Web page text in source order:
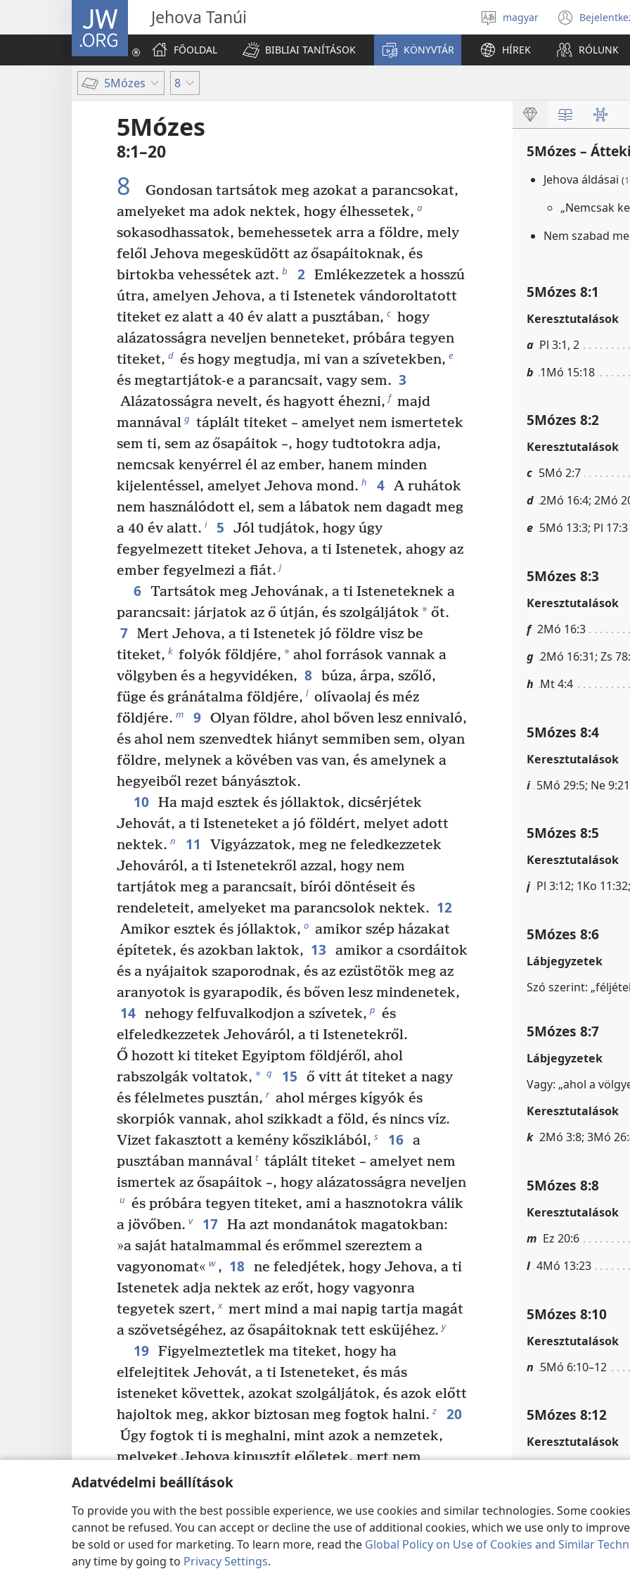
Adatvédelmi beállítások
To provide you with the best possible experience, we use cookies and similar technologies. Some
cannot be refused. You can accept or decline the use of additional cookies, which we use only to
be sold or used for marketing. To learn more, read the Global Policy on Use of Cookies and Similar
any time by going to Privacy Settings.
JW.ORG Jehova Tanúi
Válassz
nyelvet
magyar
new
FŐOLDAL BIBLIAI TANÍTÁSOK KÖNYVTÁR HÍREK RÓLUNK
5Mózes 8
5Mózes
8:1–20
8
Gondosan tartsátok meg azokat a parancsokat,
amelyeket ma adok nektek, hogy élhessetek, a
sokasodhassatok, bemehessetek arra a földre, mely
felől Jehova megesküdött az ősapáitoknak, és
birtokba vehessétek azt. b 2 Emlékezzetek a hosszú
útra, amelyen Jehova, a ti Istenetek vándoroltatott
titeket ez alatt a 40 év alatt a pusztában, c hogy
alázatosságra neveljen benneteket, próbára tegyen
titeket, d és hogy megtudja, mi van a szívetekben, e
és megtartjátok-e a parancsait, vagy sem. 3
Alázatosságra nevelt, és hagyott éhezni, f majd
mannával g táplált titeket – amelyet nem ismertetek
sem ti, sem az ősapáitok –, hogy tudtotokra adja,
nemcsak kenyérrel él az ember, hanem minden
kijelentéssel, amelyet Jehova mond. h 4 A ruhátok
nem használódott el, sem a lábatok nem dagadt meg
a 40 év alatt. i 5
Jól tudjátok, hogy úgy
fegyelmezett titeket Jehova, a ti Istenetek, ahogy az
ember fegyelmezi a fiát. j
6 Tartsátok meg Jehovának, a ti Isteneteknek a
parancsait: járjatok az ő útján, és szolgáljátok * őt.
7 Mert Jehova, a ti Istenetek jó földre visz be
titeket, k folyók földjére, * ahol források vannak a
völgyben és a hegyvidéken, 8 búza, árpa, szőlő,
füge és gránátalma földjére, l olívaolaj és méz
földjére. m 9 Olyan földre, ahol bőven lesz ennivaló,
és ahol nem szenvedtek hiányt semmiben sem, olyan
földre, melynek a kövében vas van, és amelynek a
hegyeiből rezet bányásztok.
10 Ha majd esztek és jóllaktok, dicsérjétek
Jehovát, a ti Isteneteket a jó földért, melyet adott
nektek. n 11
Vigyázzatok, meg ne feledkezzetek
Jehováról, a ti Istenetekről azzal, hogy nem
tartjátok meg a parancsait, bírói döntéseit és
rendeleteit, amelyeket ma parancsolok nektek. 12
Amikor esztek és jóllaktok, o amikor szép házakat
építetek, és azokban laktok, 13
amikor a csordáitok
és a nyájaitok szaporodnak, és az ezüstötök meg az
aranyotok is gyarapodik, és bőven lesz mindenetek,
14 nehogy felfuvalkodjon a szívetek, p és
elfeledkezzetek Jehováról, a ti Istenetekről.
Ő hozott ki titeket Egyiptom földjéről, ahol
rabszolgák voltatok, * q 15
ő vitt át titeket a nagy
és félelmetes pusztán, r ahol mérges kígyók és
skorpiók vannak, ahol szikkadt a föld, és nincs víz.
Vizet fakasztott a kemény kősziklából, s 16 a
pusztában mannával t táplált titeket – amelyet nem
ismertek az ősapáitok –, hogy alázatosságra neveljen
u és próbára tegyen titeket, ami a hasznotokra válik
a jövőben. v 17 Ha azt mondanátok magatokban:
»a saját hatalmammal és erőmmel szereztem a
vagyonomat« w , 18 ne feledjétek, hogy Jehova, a ti
Istenetek adja nektek az erőt, hogy vagyonra
tegyetek szert, x mert mind a mai napig tartja magát
a szövetségéhez, az ősapáitoknak tett esküjéhez. y
19 Figyelmeztetlek ma titeket, hogy ha
elfelejtitek Jehovát, a ti Isteneteket, és más
isteneket követtek, azokat szolgáljátok, és azok előtt
hajoltok meg, akkor biztosan meg fogtok halni. z 20
Úgy fogtok ti is meghalni, mint azok a nemzetek,
melyeket Jehova kipusztít előletek, mert nem
hallgattok Jehovának, a ti Isteneteknek a szavára.
Előző Következő
5Mózes –
Jehova áldásai (
„Nemcsak
Nem szabad
5Mózes 8:1
Keresztutalások
a Pl 3:1, 2
b 1Mó 15:18
5Mózes 8:2
Keresztutalások
c 5Mó 2:7
d 2Mó 16:4; 2Mó
e 5Mó 13:3; Pl 17:3
5Mózes 8:3
Keresztutalások
f 2Mó 16:3
g 2Mó 16:31; Zs
h Mt 4:4
5Mózes 8:4
Keresztutalások
i 5Mó 29:5; Ne 9:21
5Mózes 8:5
Keresztutalások
j Pl 3:12; 1Ko
5Mózes 8:6
Lábjegyzetek
Szó szerint:
5Mózes 8:7
Lábjegyzetek
Vagy: „ahol a
Keresztutalások
k 2Mó 3:8; 3Mó
5Mózes 8:8
Keresztutalások
m Ez 20:6
l 4Mó 13:23
5Mózes 8:10
Keresztutalások
n 5Mó 6:10–12
5Mózes 8:12
Keresztutalások
5Mózes 8:14
Lábjegyzetek